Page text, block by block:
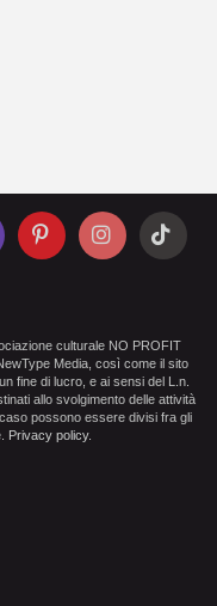
culturale NO PROFIT
Media, così come il sito
fine di lucro, e ai sensi del L.n.
allo svolgimento delle attività
possono essere divisi fra gli
Privacy policy.